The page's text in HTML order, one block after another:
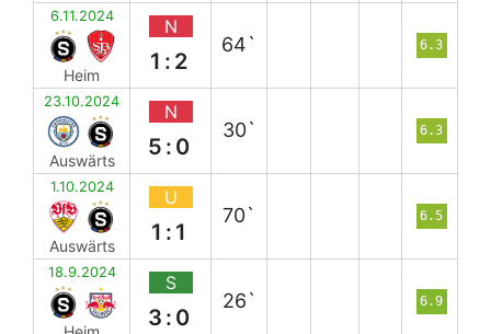
6.11.2024
Heim
N
1:2
64` 6.3
23.10.2024
Auswärts
N
5:0
30` 6.3
1.10.2024
Auswärts
U
1:1
70` 6.5
18.9.2024 S
3:0
26` 6.9